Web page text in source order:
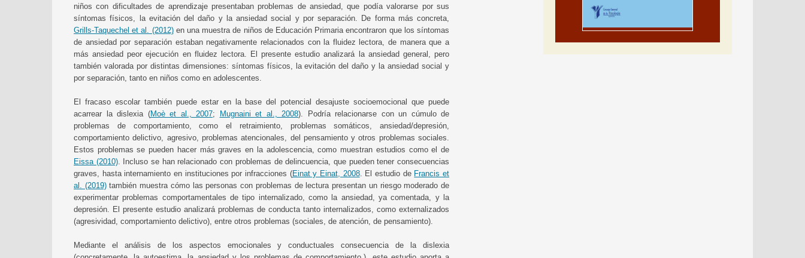
niños con dificultades de aprendizaje presentaban problemas de ansiedad, que podía valorarse por sus
síntomas físicos, la evitación del daño y la ansiedad social y por separación. De forma más concreta,
Grills-Taquechel et al. (2012)en una muestra de niños de Educación Primaria encontraron que los síntomas
de ansiedad por separación estaban negativamente relacionados con la fluidez lectora, de manera que a
más ansiedad peor ejecución en fluidez lectora. El presente estudio analizará la ansiedad general, pero
también valorada por distintas dimensiones: síntomas físicos, la evitación del daño y la ansiedad social y
por separación, tanto en niños como en adolescentes.
El fracaso escolar también puede estar en la base del potencial desajuste socioemocional que puede
acarrear la dislexia (Moè et al., 2007; Mugnaini et al., 2008). Podría relacionarse con un cúmulo de
problemas de comportamiento, como el retraimiento, problemas somáticos, ansiedad/depresión,
comportamiento delictivo, agresivo, problemas atencionales, del pensamiento y otros problemas sociales.
Estos problemas se pueden hacer más graves en la adolescencia, como muestran estudios como el de
Eissa (2010). Incluso se han relacionado con problemas de delincuencia, que pueden tener consecuencias
graves, hasta internamiento en instituciones por infracciones (Einat y Einat, 2008. El estudio de Francis et
al. (2019)también muestra cómo las personas con problemas de lectura presentan un riesgo moderado de
experimentar problemas comportamentales de tipo internalizado, como la ansiedad, ya comentada, y la
depresión. El presente estudio analizará problemas de conducta tanto internalizados, como externalizados
(agresividad, comportamiento delictivo), entre otros problemas (sociales, de atención, de pensamiento).
Mediante el análisis de los aspectos emocionales y conductuales consecuencia de la dislexia